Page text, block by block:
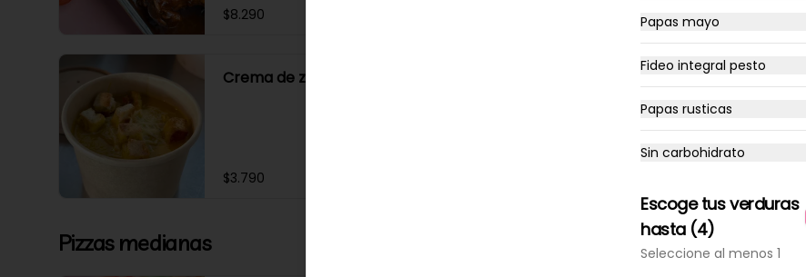
$8.290
Crema de zapallo
$3.790
champiñon
Pizzas medianas
Papas mayo
Fideo integral pesto
Papas rusticas
Sin carbohidrato
Escoge tus verduras
hasta (4)
Seleccione al menos 1